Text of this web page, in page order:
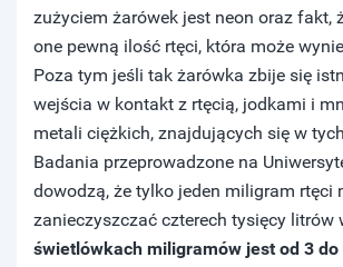
zużyciem żarówek jest neon oraz fakt,
one pewną ilość rtęci, która może
Poza tym jeśli tak żarówka zbije się
wejścia w kontakt z rtęcią, jodkami i
metali ciężkich, znajdujących się w
Badania przeprowadzone na
dowodzą, że ​​tylko jeden miligram rtęci
zanieczyszczać czterech tysięcy litrów
świetlówkach miligramów jest od 3 do